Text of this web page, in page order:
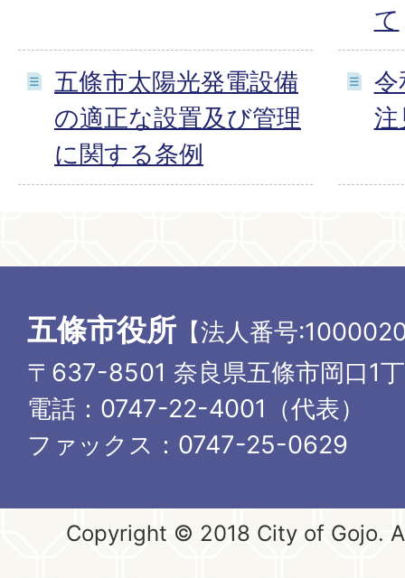
て
五條市太陽光発電設備
の適正な設置及び管理
に関する条例
令
注
五條市役所 【法人番号
〒637-8501 奈良県五條市岡口1
電話：0747-22-4001（代表）
ファックス：0747-25-0629
Copyright © 2018 City of Gojo.